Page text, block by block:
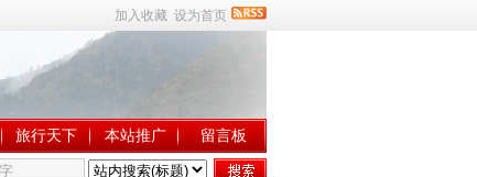
加入收藏 设为首页
旅行天下 本站推广 留言板